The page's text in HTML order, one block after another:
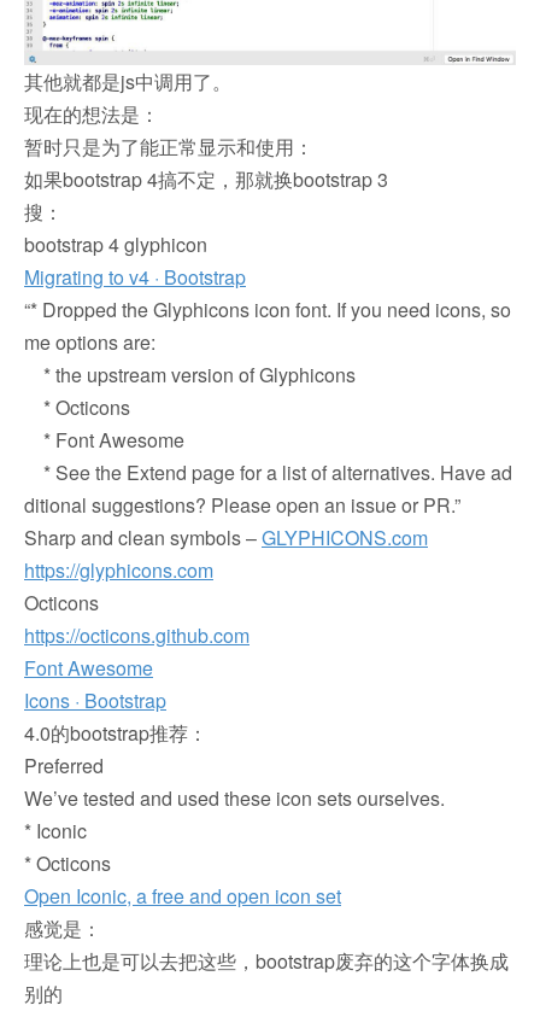
其他就都是js中调用了。
现在的想法是：
暂时只是为了能正常显示和使用：
如果bootstrap 4搞不定，那就换bootstrap 3
搜：
bootstrap 4 glyphicon
Migrating to v4 · Bootstrap
“* Dropped the Glyphicons icon font. If you need icons, so
me options are:
* the upstream version of Glyphicons
* Octicons
* Font Awesome
* See the Extend page for a list of alternatives. Have ad
ditional suggestions? Please open an issue or PR.”
Sharp and clean symbols –GLYPHICONS.com
https://glyphicons.com
Octicons
https://octicons.github.com
Font Awesome
Icons · Bootstrap
4.0的bootstrap推荐：
Preferred
We’ve tested and used these icon sets ourselves.
* Iconic
* Octicons
Open Iconic, a free and open icon set
感觉是：
理论上也是可以去把这些，bootstrap废弃的这个字体换成
别的